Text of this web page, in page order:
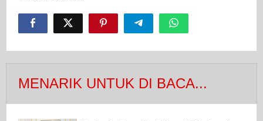
MENARIK UNTUK DI BACA...